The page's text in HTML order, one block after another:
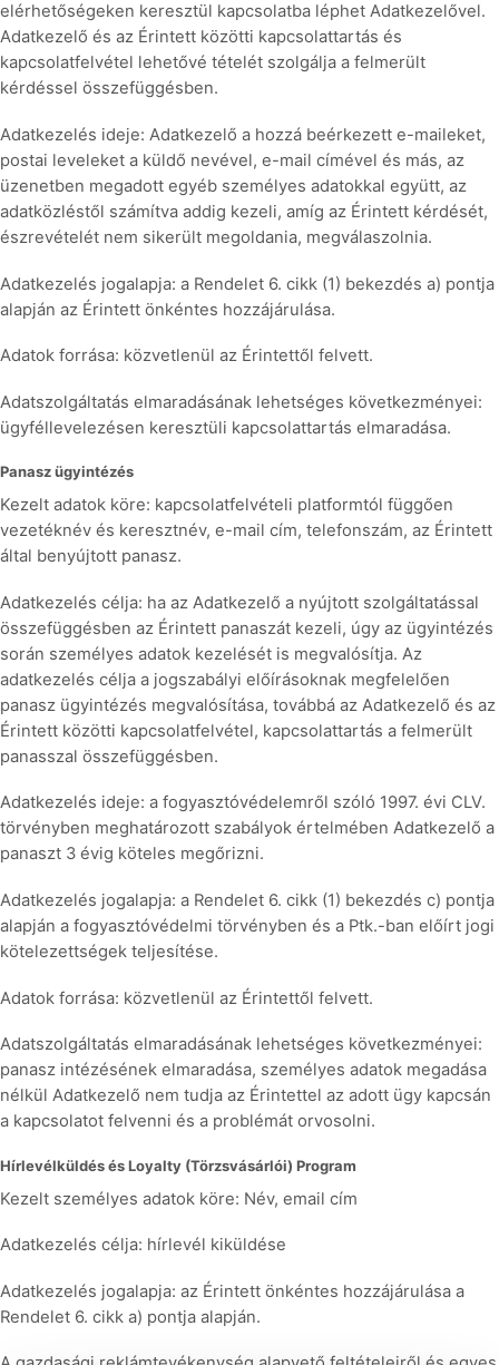
elérhetőségeken keresztül kapcsolatba léphet Adatkezelővel.
Adatkezelő és az Érintett közötti kapcsolattartás és
kapcsolatfelvétel lehetővé tételét szolgálja a felmerült
kérdéssel összefüggésben.
Adatkezelés ideje: Adatkezelő a hozzá beérkezett e-maileket,
postai leveleket a küldő nevével, e-mail címével és más, az
üzenetben megadott egyéb személyes adatokkal együtt, az
adatközléstől számítva addig kezeli, amíg az Érintett kérdését,
észrevételét nem sikerült megoldania, megválaszolnia.
Adatkezelés jogalapja: a Rendelet 6. cikk (1) bekezdés a) pontja
alapján az Érintett önkéntes hozzájárulása.
Adatok forrása: közvetlenül az Érintettől felvett.
Adatszolgáltatás elmaradásának lehetséges következményei:
ügyféllevelezésen keresztüli kapcsolattartás elmaradása.
Panasz ügyintézés
Kezelt adatok köre: kapcsolatfelvételi platformtól függően
vezetéknév és keresztnév, e-mail cím, telefonszám, az Érintett
által benyújtott panasz.
Adatkezelés célja: ha az Adatkezelő a nyújtott szolgáltatással
összefüggésben az Érintett panaszát kezeli, úgy az ügyintézés
során személyes adatok kezelését is megvalósítja. Az
adatkezelés célja a jogszabályi előírásoknak megfelelően
panasz ügyintézés megvalósítása, továbbá az Adatkezelő és az
Érintett közötti kapcsolatfelvétel, kapcsolattartás a felmerült
panasszal összefüggésben.
Adatkezelés ideje: a fogyasztóvédelemről szóló 1997. évi CLV.
törvényben meghatározott szabályok értelmében Adatkezelő a
panaszt 3 évig köteles megőrizni.
Adatkezelés jogalapja: a Rendelet 6. cikk (1) bekezdés c) pontja
alapján a fogyasztóvédelmi törvényben és a Ptk.-ban előírt jogi
kötelezettségek teljesítése.
Adatok forrása: közvetlenül az Érintettől felvett.
Adatszolgáltatás elmaradásának lehetséges következményei:
panasz intézésének elmaradása, személyes adatok megadása
nélkül Adatkezelő nem tudja az Érintettel az adott ügy kapcsán
a kapcsolatot felvenni és a problémát orvosolni.
Hírlevélküldés és Loyalty (Törzsvásárlói) Program
Kezelt személyes adatok köre: Név, email cím
Adatkezelés célja: hírlevél kiküldése
Adatkezelés jogalapja: az Érintett önkéntes hozzájárulása a
Rendelet 6. cikk a) pontja alapján.